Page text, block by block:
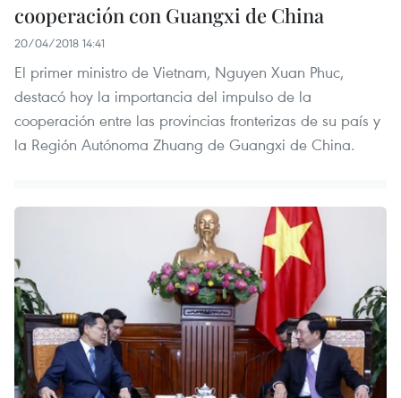
cooperación con Guangxi de China
20/04/2018 14:41
El primer ministro de Vietnam, Nguyen Xuan Phuc,
destacó hoy la importancia del impulso de la
cooperación entre las provincias fronterizas de su país y
la Región Autónoma Zhuang de Guangxi de China.